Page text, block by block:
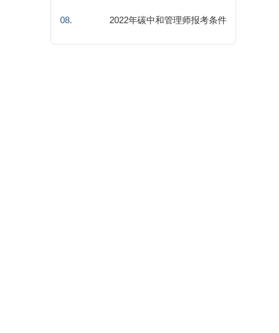
08. 2022年碳中和管理师报考条件